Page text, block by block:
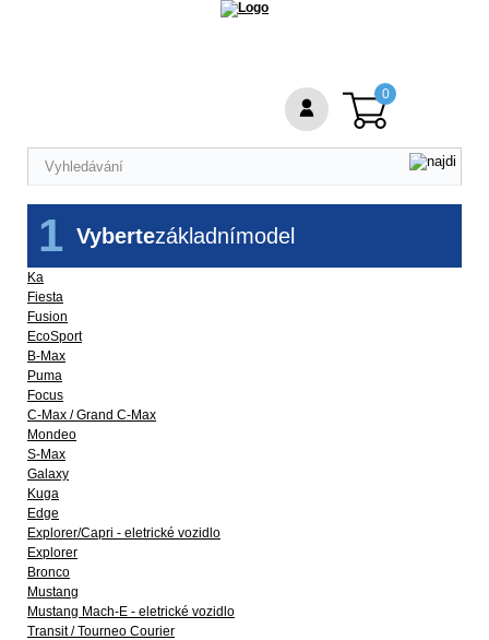
Vybertezákladnímodel
1
Ka
Fiesta
Fusion
EcoSport
B-Max
Puma
Focus
C-Max / Grand C-Max
Mondeo
S-Max
Galaxy
Kuga
Edge
Explorer/Capri - eletrické vozidlo
Explorer
Bronco
Mustang
Mustang Mach-E - eletrické vozidlo
Transit / Tourneo Courier
0